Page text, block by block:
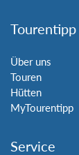
Tourentipp
Über uns
Touren
Hütten
MyTourentipp
Service